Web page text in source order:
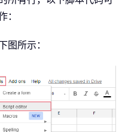
：
图所示：